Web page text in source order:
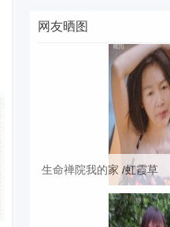
网友晒图
生命禅院我的家 /虹霞草